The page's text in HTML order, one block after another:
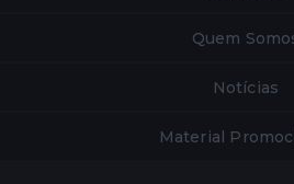
Quem
Notícias
Material